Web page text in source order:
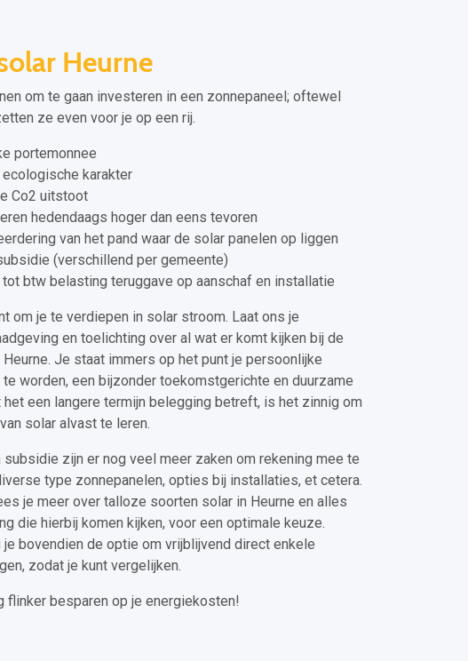
Heurne
om te gaan investeren in een zonnepaneel; oftewel
ze even voor je op een rij.
portemonnee
karakter
Co2 uitstoot
hedendaags hoger dan eens tevoren
van het pand waar de solar panelen op liggen
(verschillend per gemeente)
btw belasting teruggave op aanschaf en installatie
om je te verdiepen in solar stroom. Laat ons je
en toelichting over al wat er komt kijken bij de
Je staat immers op het punt je persoonlijke
worden, een bijzonder toekomstgerichte en duurzame
het een langere termijn belegging betreft, is het zinnig om
solar alvast te leren.
zijn er nog veel meer zaken om rekening mee te
type zonnepanelen, opties bij installaties, et cetera.
je meer over talloze soorten solar in Heurne en alles
die hierbij komen kijken, voor een optimale keuze.
bovendien de optie om vrijblijvend direct enkele
zodat je kunt vergelijken.
flinker besparen op je energiekosten!